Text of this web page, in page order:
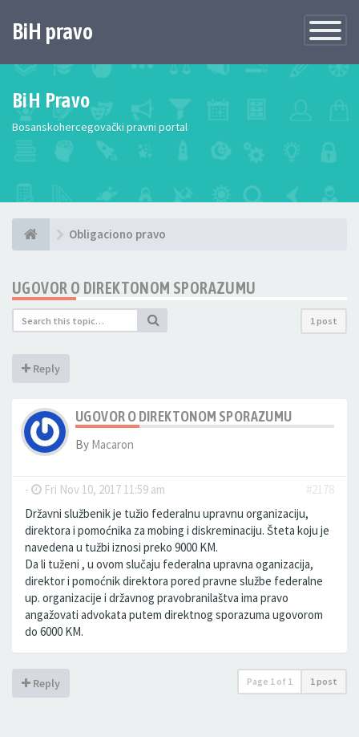
Toggle
BiH pravo
BiH Pravo
Bosanskohercegovački pravni portal
Obligaciono pravo
UGOVOR O DIREKTONOM SPORAZUMU
1 post
Reply
UGOVOR O DIREKTONOM SPORAZUMU
By Macaron
- Fri Nov 10, 2017 11:59 am
#2178
Državni službenik je tužio federalnu upravnu organizaciju,
direktora i pomoćnika za mobing i diskreminaciju. Šteta koju je
navedena u tužbi iznosi preko 9000 KM.
Da li tuženi , u ovom slučaju federalna upravna oganizacija,
direktor i pomoćnik direktora pored pravne službe federalne
up. organizacije i državnog pravobranilaštva ima pravo
angažovati advokata putem direktnog sporazuma ugovorom
do 6000 KM.
Reply Page 1 of 1 1 post